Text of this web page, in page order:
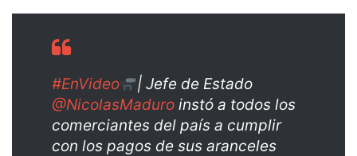
#EnVideo
| Jefe de Estado
@NicolasMaduro instó a todos los
comerciantes del país a cumplir
con los pagos de sus aranceles